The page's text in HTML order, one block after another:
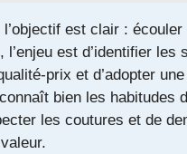
est clair :
est d’identifier les
et d’adopter
bien les habitudes
les coutures et de